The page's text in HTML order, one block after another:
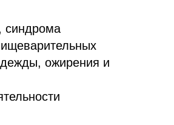
синдрома
ожирения и